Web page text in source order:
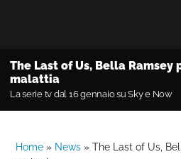
The Last of Us, Bella
malattia
La serie tv dal 16 gennaio su Sky e Now
Home » News »The Last of Us,